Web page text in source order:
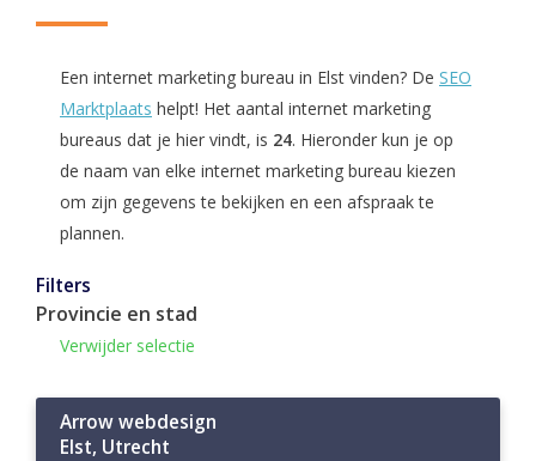
Een internet marketing bureau in Elst vinden? De SEO
Marktplaats helpt! Het aantal internet marketing
bureaus dat je hier vindt, is 24. Hieronder kun je op
de naam van elke internet marketing bureau kiezen
om zijn gegevens te bekijken en een afspraak te
plannen.
Filters
Provincie en stad
Verwijder selectie
Arrow webdesign
Elst, Utrecht